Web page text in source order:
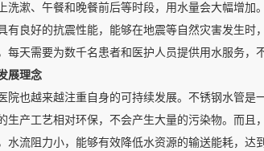
洗漱、午餐和晚餐前后等时段，用水量会大幅增
有良好的抗震性能，能够在地震等自然灾害发生时
每天需要为数千名患者和医护人员提供用水服务，
展理念
院也越来越注重自身的可持续发展。不锈钢水管是
生产工艺相对环保，不会产生大量的污染物。而
水流阻力小，能够有效降低水资源的输送能耗，达